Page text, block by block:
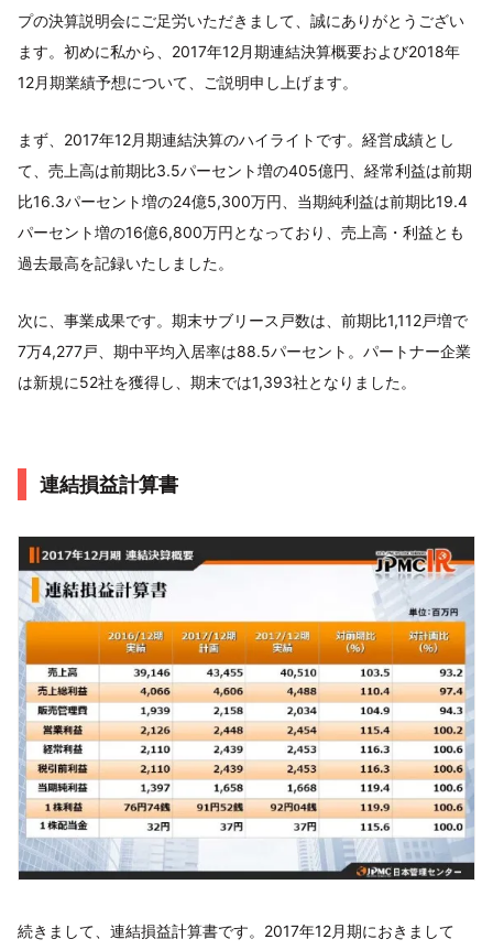
プの決算説明会にご足労いただきまして、誠にありがとうござい
ます。初めに私から、2017年12月期連結決算概要および2018年
12月期業績予想について、ご説明申し上げます。
まず、2017年12月期連結決算のハイライトです。経営成績とし
て、売上高は前期比3.5パーセント増の405億円、経常利益は前期
比16.3パーセント増の24億5,300万円、当期純利益は前期比19.4
パーセント増の16億6,800万円となっており、売上高・利益とも
過去最高を記録いたしました。
次に、事業成果です。期末サブリース戸数は、前期比1,112戸増で
7万4,277戸、期中平均入居率は88.5パーセント。パートナー企業
は新規に52社を獲得し、期末では1,393社となりました。
連結損益計算書
続きまして、連結損益計算書です。2017年12月期におきまして